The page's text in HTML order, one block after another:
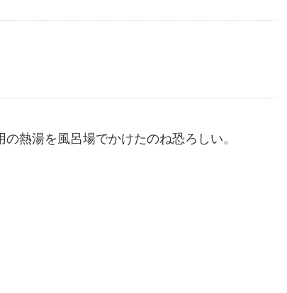
熱湯を風呂場でかけたのね恐ろしい。